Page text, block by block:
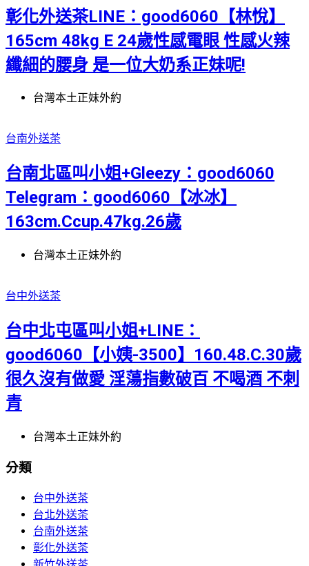
彰化外送茶LINE：good6060【林悅】
165cm 48kg E 24歲性感電眼 性感火辣
纖細的腰身 是一位大奶系正妹呢!
台灣本土正妹外約
台南外送茶
台南北區叫小姐+Gleezy：good6060
Telegram：good6060【冰冰】
163cm.Ccup.47kg.26歲
台灣本土正妹外約
台中外送茶
台中北屯區叫小姐+LINE：
good6060【小姨-3500】160.48.C.30歲
很久沒有做愛 淫蕩指數破百 不喝酒 不刺
青
台灣本土正妹外約
分類
台中外送茶
台北外送茶
台南外送茶
彰化外送茶